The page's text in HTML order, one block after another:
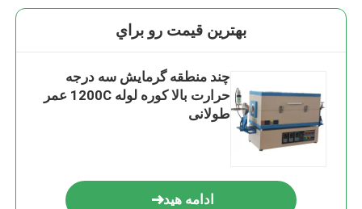
بهترين قيمت رو براي
چند منطقه گرمایش سه درجه
حرارت بالا کوره لوله 1200C عمر
طولانی
ادامه هید